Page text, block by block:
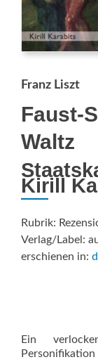
Franz Liszt
Faust-
Waltz
Kirill
Rubrik:
Verlag/Label:
erschienen in:
Ein